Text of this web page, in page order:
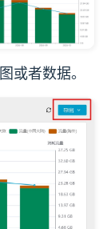
或者数据。